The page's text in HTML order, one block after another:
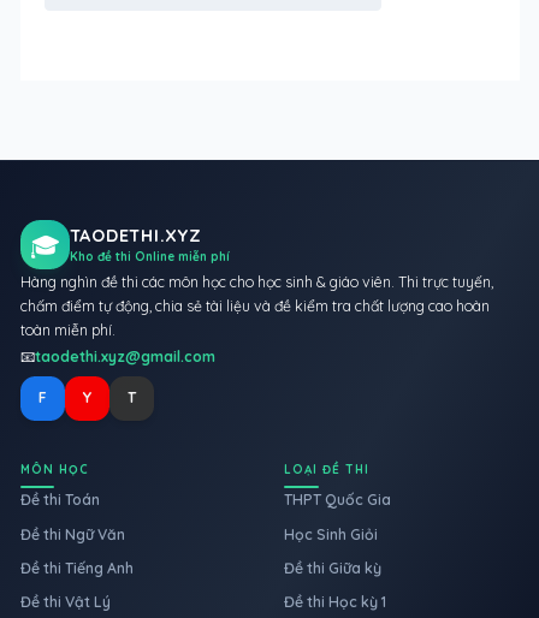
🎓 TAODETHI.XYZ
Kho đề thi Online miễn phí
Hàng nghìn đề thi các môn học cho học sinh & giáo viên. Thi trực tuyến,
chấm điểm tự động, chia sẻ tài liệu và đề kiểm tra chất lượng cao hoàn
toàn miễn phí.
📧taodethi.xyz@gmail.com
F Y T
MÔN HỌC
Đề thi Toán
Đề thi Ngữ Văn
Đề thi Tiếng Anh
Đề thi Vật Lý
LOẠI ĐỀ THI
THPT Quốc Gia
Học Sinh Giỏi
Đề thi Giữa kỳ
Đề thi Học kỳ 1